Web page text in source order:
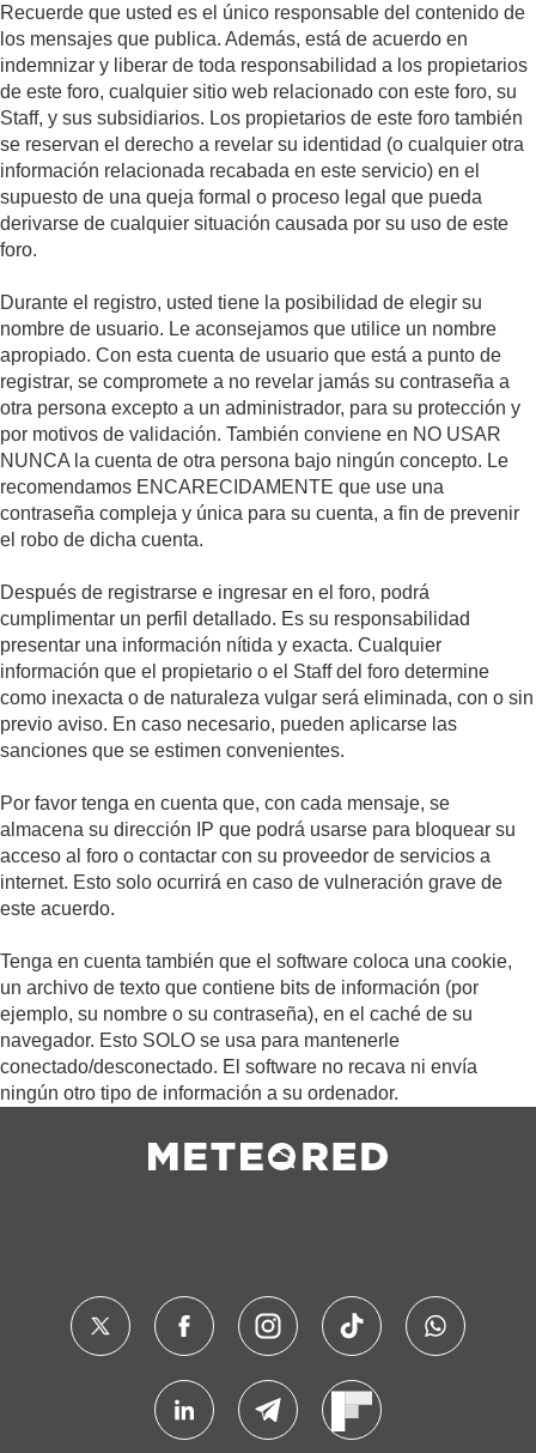
Recuerde que usted es el único responsable del contenido de
los mensajes que publica. Además, está de acuerdo en
indemnizar y liberar de toda responsabilidad a los propietarios
de este foro, cualquier sitio web relacionado con este foro, su
Staff, y sus subsidiarios. Los propietarios de este foro también
se reservan el derecho a revelar su identidad (o cualquier otra
información relacionada recabada en este servicio) en el
supuesto de una queja formal o proceso legal que pueda
derivarse de cualquier situación causada por su uso de este
foro.
Durante el registro, usted tiene la posibilidad de elegir su
nombre de usuario. Le aconsejamos que utilice un nombre
apropiado. Con esta cuenta de usuario que está a punto de
registrar, se compromete a no revelar jamás su contraseña a
otra persona excepto a un administrador, para su protección y
por motivos de validación. También conviene en NO USAR
NUNCA la cuenta de otra persona bajo ningún concepto. Le
recomendamos ENCARECIDAMENTE que use una
contraseña compleja y única para su cuenta, a fin de prevenir
el robo de dicha cuenta.
Después de registrarse e ingresar en el foro, podrá
cumplimentar un perfil detallado. Es su responsabilidad
presentar una información nítida y exacta. Cualquier
información que el propietario o el Staff del foro determine
como inexacta o de naturaleza vulgar será eliminada, con o sin
previo aviso. En caso necesario, pueden aplicarse las
sanciones que se estimen convenientes.
Por favor tenga en cuenta que, con cada mensaje, se
almacena su dirección IP que podrá usarse para bloquear su
acceso al foro o contactar con su proveedor de servicios a
internet. Esto solo ocurrirá en caso de vulneración grave de
este acuerdo.
Tenga en cuenta también que el software coloca una cookie,
un archivo de texto que contiene bits de información (por
ejemplo, su nombre o su contraseña), en el caché de su
navegador. Esto SOLO se usa para mantenerle
conectado/desconectado. El software no recava ni envía
ningún otro tipo de información a su ordenador.